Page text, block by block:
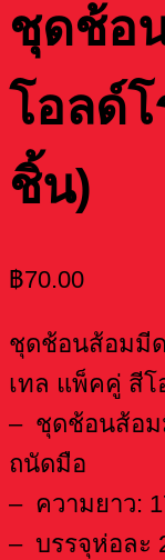
ชุดช้อ
โอลด์
ชิ้น)
฿70.00
ชุดช้อนส้อมมี
เทล แพ็คคู่ สีโ
– ชุดช้อนส้อม
ถนัดมือ
– ความยาว:
– บรรจุห่อละ